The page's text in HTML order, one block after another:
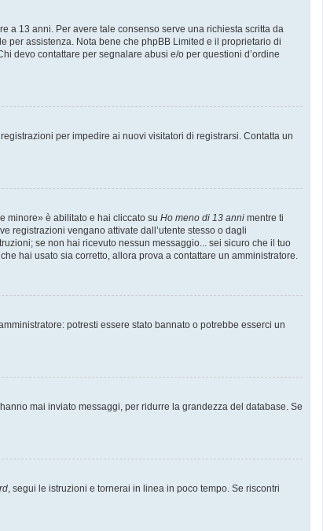
a 13 anni. Per avere tale consenso serve una richiesta scritta da
per assistenza. Nota bene che phpBB Limited e il proprietario di
devo contattare per segnalare abusi e/o per questioni d’ordine
per impedire ai nuovi visitatori di registrarsi. Contatta un
minore» è abilitato e hai cliccato su Ho meno di 13 anni mentre ti
registrazioni vengano attivate dall’utente stesso o dagli
se non hai ricevuto nessun messaggio... sei sicuro che il tuo
hai usato sia corretto, allora prova a contattare un amministratore.
potresti essere stato bannato o potrebbe esserci un
mai inviato messaggi, per ridurre la grandezza del database. Se
, segui le istruzioni e tornerai in linea in poco tempo. Se riscontri